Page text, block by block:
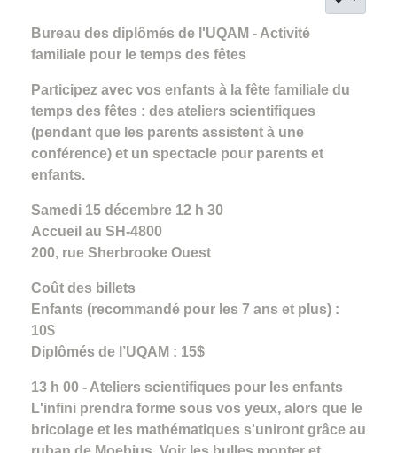
Bureau des diplômés de l'UQAM - Activité
familiale pour le temps des fêtes
Participez avec vos enfants à la fête familiale du
temps des fêtes : des ateliers scientifiques
(pendant que les parents assistent à une
conférence) et un spectacle pour parents et
enfants.
Samedi 15 décembre 12 h 30
Accueil au SH-4800
200, rue Sherbrooke Ouest
Coût des billets
Enfants (recommandé pour les 7 ans et plus) :
10$
Diplômés de l’UQAM : 15$
13 h 00 - Ateliers scientifiques pour les enfants
L'infini prendra forme sous vos yeux, alors que le
bricolage et les mathématiques s'uniront grâce au